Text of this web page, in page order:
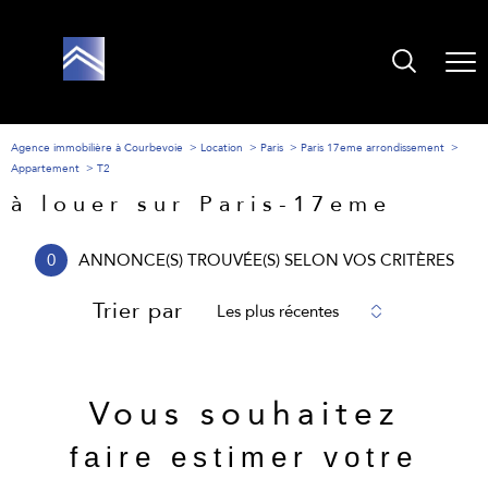
Agence immobilière à Courbevoie Location Paris
Paris 17eme arrondissement
Appartement
T2
à louer sur Paris-17eme
0 ANNONCE(S) TROUVÉE(S) SELON VOS CRITÈRES
Trier par Les plus récentes
Vous souhaitez
faire estimer votre